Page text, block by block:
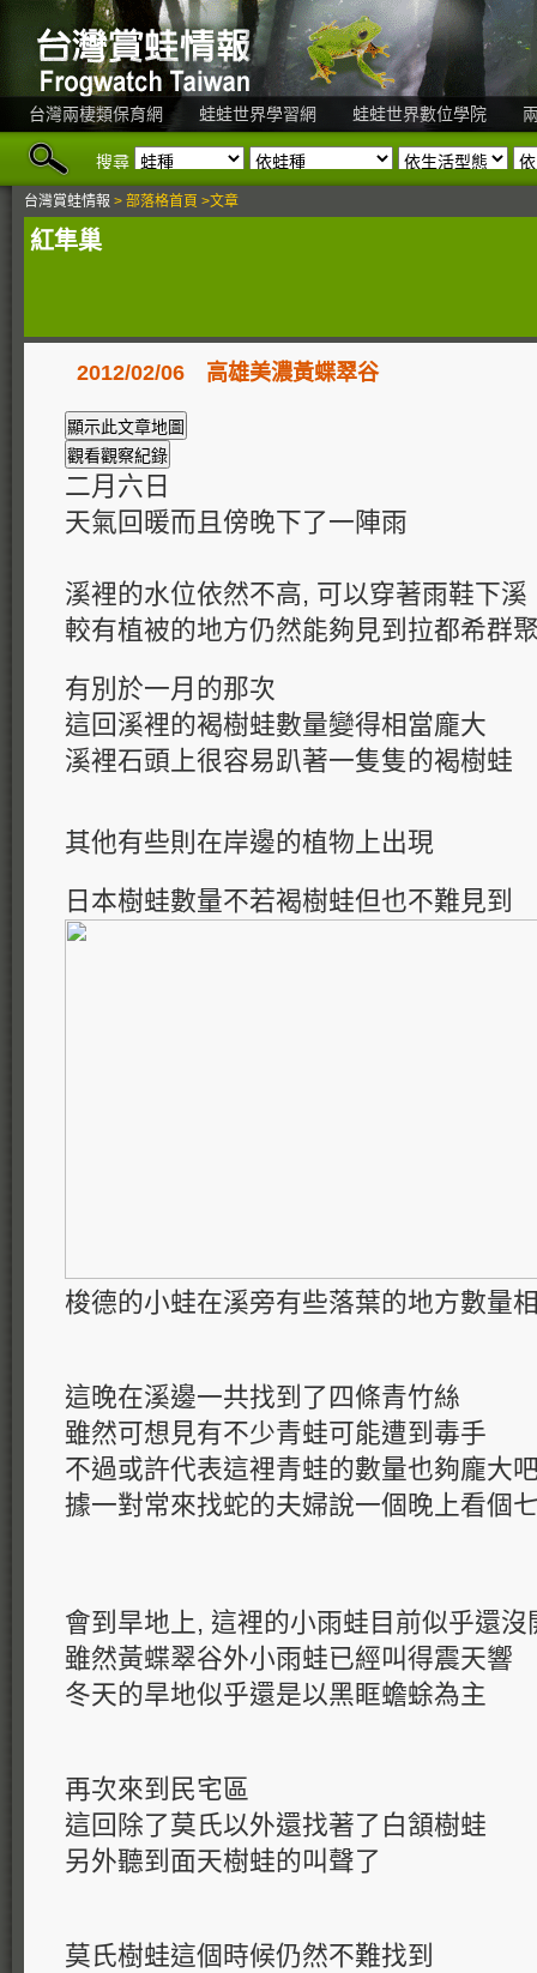
台灣兩棲類保育網 蛙蛙世界學習網 蛙蛙世界數位學院
搜尋
台灣賞蛙情報 > 部落格首頁 >文章
紅隼巢
2012/02/06 高雄美濃黃蝶翠谷
二月六日
天氣回暖而且傍晚下了一陣雨
溪裡的水位依然不高, 可以穿著雨鞋下溪
較有植被的地方仍然能夠見到拉都希群
有別於一月的那次
這回溪裡的褐樹蛙數量變得相當龐大
溪裡石頭上很容易趴著一隻隻的褐樹蛙
其他有些則在岸邊的植物上出現
日本樹蛙數量不若褐樹蛙但也不難見到
梭德的小蛙在溪旁有些落葉的地方數量
這晚在溪邊一共找到了四條青竹絲
雖然可想見有不少青蛙可能遭到毒手
不過或許代表這裡青蛙的數量也夠龐大
據一對常來找蛇的夫婦說一個晚上看個
會到旱地上, 這裡的小雨蛙目前似乎還沒
雖然黃蝶翠谷外小雨蛙已經叫得震天響
冬天的旱地似乎還是以黑眶蟾蜍為主
再次來到民宅區
這回除了莫氏以外還找著了白頷樹蛙
另外聽到面天樹蛙的叫聲了
莫氏樹蛙這個時候仍然不難找到